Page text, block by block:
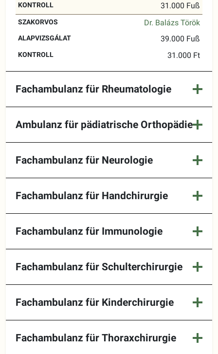
31.000 Fuß
Dr. Balázs Török
39.000 Fuß
31.000 Ft
Fachambulanz für Rheumatologie
Ambulanz für pädiatrische Orthopädie
Fachambulanz für Neurologie
Fachambulanz für Handchirurgie
Fachambulanz für Immunologie
Fachambulanz für Schulterchirurgie
Fachambulanz für Kinderchirurgie
Fachambulanz für Thoraxchirurgie